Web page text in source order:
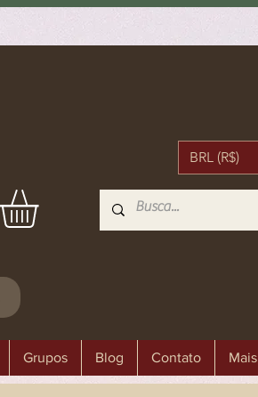
BRL (R$)
Grupos Blog Contato Mais